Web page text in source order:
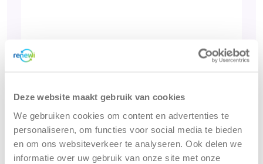
Deze website maakt gebruik van cookies
We gebruiken cookies om content en advertenties te
personaliseren, om functies voor social media te bieden
en om ons websiteverkeer te analyseren. Ook delen we
informatie over uw gebruik van onze site met onze